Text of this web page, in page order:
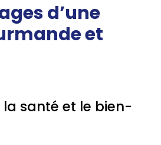
d’une
et
santé et le bien-